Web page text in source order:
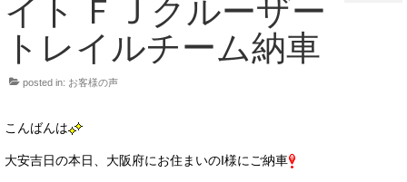
エムズオート
M’sCollection
エムズオートとは
サービス・保証
買取のご案内
イト ＦＪクルーザー
トレイルチーム納車
posted in: お客様の声
こんばんは
大安吉日の本日、大阪府にお住まいのI様にご納車